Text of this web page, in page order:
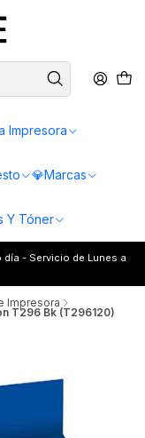
Impresora
💎Marcas
Y Tóner
- Servicio de Lunes a
Impresora
T296 Bk (T296120)